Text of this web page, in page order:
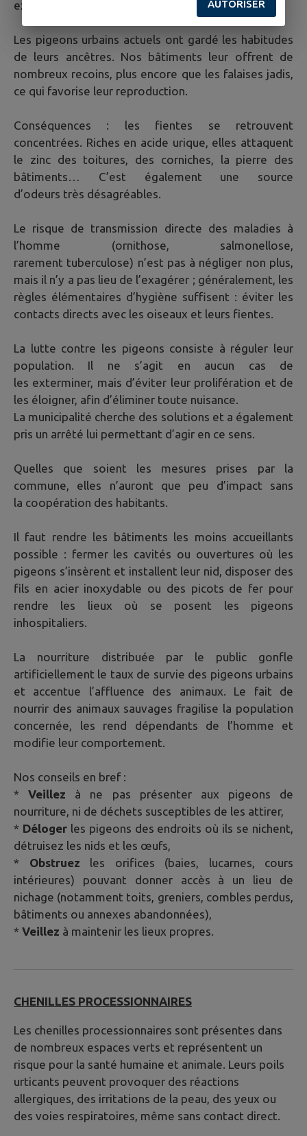
exclusivement dans les anfractuosités des falaises.
Les pigeons urbains actuels ont gardé les habitudes
de leurs ancêtres. Nos bâtiments leur offrent de
nombreux recoins, plus encore que les falaises jadis,
ce qui favorise leur reproduction.
Conséquences : les fientes se retrouvent
concentrées. Riches en acide urique, elles attaquent
le zinc des toitures, des corniches, la pierre des
bâtiments… C’est également une source
d’odeurs très désagréables.
Le risque de transmission directe des maladies à
l’homme (ornithose, salmonellose,
rarement tuberculose) n’est pas à négliger non plus,
mais il n’y a pas lieu de l’exagérer ; généralement, les
règles élémentaires d’hygiène suffisent : éviter les
contacts directs avec les oiseaux et leurs fientes.
La lutte contre les pigeons consiste à réguler leur
population. Il ne s’agit en aucun cas de
les exterminer, mais d’éviter leur prolifération et de
les éloigner, afin d’éliminer toute nuisance.
La municipalité cherche des solutions et a également
pris un arrêté lui permettant d’agir en ce sens.
Quelles que soient les mesures prises par la
commune, elles n’auront que peu d’impact sans
la coopération des habitants.
Il faut rendre les bâtiments les moins accueillants
possible : fermer les cavités ou ouvertures où les
pigeons s’insèrent et installent leur nid, disposer des
fils en acier inoxydable ou des picots de fer pour
rendre les lieux où se posent les pigeons
inhospitaliers.
La nourriture distribuée par le public gonfle
artificiellement le taux de survie des pigeons urbains
et accentue l’affluence des animaux. Le fait de
nourrir des animaux sauvages fragilise la population
concernée, les rend dépendants de l’homme et
modifie leur comportement.
Nos conseils en bref :
*Veillez à ne pas présenter aux pigeons de
nourriture, ni de déchets susceptibles de les attirer,
* Déloger les pigeons des endroits où ils se nichent,
détruisez les nids et les œufs,
* Obstruez
les orifices (baies, lucarnes, cours
intérieures) pouvant donner accès à un lieu de
nichage (notamment toits, greniers, combles perdus,
bâtiments ou annexes abandonnées),
* Veillez à maintenir les lieux propres.
CHENILLES PROCESSIONNAIRES
Les chenilles processionnaires sont présentes dans
de nombreux espaces verts et représentent un
risque pour la santé humaine et animale. Leurs poils
urticants peuvent provoquer des réactions
allergiques, des irritations de la peau, des yeux ou
des voies respiratoires, même sans contact direct.
AUTORISER